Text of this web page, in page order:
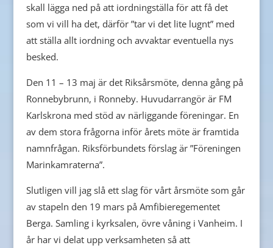
skall lägga ned på att iordningställa för att få det
som vi vill ha det, därför ”tar vi det lite lugnt” med
att ställa allt iordning och avvaktar eventuella nys
besked.
Den 11 – 13 maj är det Riksårsmöte, denna gång på
Ronnebybrunn, i Ronneby. Huvudarrangör är FM
Karlskrona med stöd av närliggande föreningar. En
av dem stora frågorna inför årets möte är framtida
namnfrågan. Riksförbundets förslag är ”Föreningen
Marinkamraterna”.
Slutligen vill jag slå ett slag för vårt årsmöte som går
av stapeln den 19 mars på Amfibieregementet
Berga. Samling i kyrksalen, övre våning i Vanheim. I
år har vi delat upp verksamheten så att